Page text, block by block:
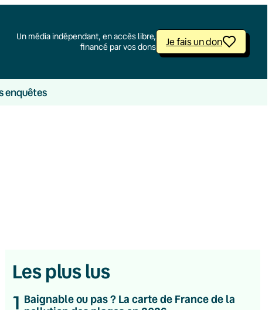
Un média indépendant, en accès libre,
financé par vos dons
Je fais un don
enquêtes
Les plus lus
1 Baignable ou pas ? La carte de France de la